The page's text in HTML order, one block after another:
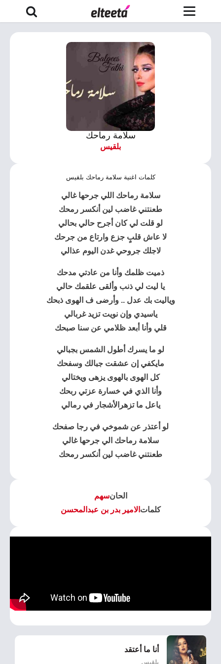
سلامة رماحك
بلقيس
كلمات اغنية سلامة رماحك بلقيس
سلامة رماحك اللي جرحها غالي
طعنتني غاضب لين أنكسر رمحك
لو قلت لي كان أجرح حالي بحالي
لا عاش قلبٍ جزع وارتاع من جرحك
لاجلك جروحي غدن اليوم عذالي
ذميت ظلمك وأنا من عادتي مدحك
يا ليت لي ذنب وألقى علقمك حالي
وياليت بك عدل .. وأرضى ف الهوى ذبحك
ياسيدي وإن نويت تزيد غربالي
قلي وأنا أبعد ظلامي عن سنا صبحك
لو ما يسرك أطول الشمس بجبالي
مايكفي إن عشقت جبالك وسفحك
كل الهوى بالهوى يزهى ويختالي
وأنا الذي في خسارة عزتي ربحك
ياعل ما تزهرالأشجار في رمالي
لو أعتذر عن شموخي في رجا صفحك
سلامة رماحك الي جرحها غالي
طعنتني غاضب لين أنكسر رمحك
الحانسهم
كلمات الامير بدر بن عبدالمحسن
أنا ما أعتقد
بلقيس